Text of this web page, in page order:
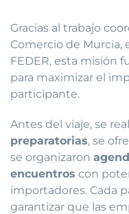
Gracias al trabajo
Comercio de Murcia,
FEDER, esta misión
para maximizar el
participante.
Antes del viaje, se
preparatorias, se
se organizaron
encuentros con
importadores. Cada
garantizar que las